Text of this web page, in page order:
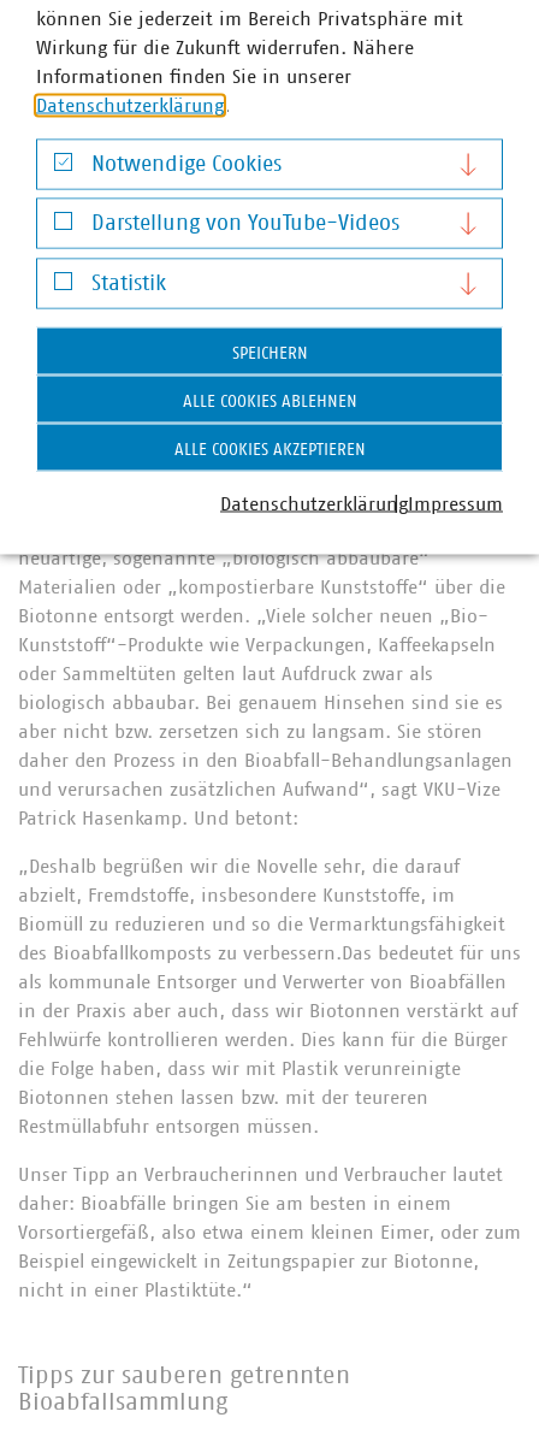
Vizepräsident und Leiter der Abfallwirtschaftsbetriebe
Münster. Und erklärt: „Wir brauchen mehr Bioabfall mit
weniger Plastik. Grundvoraussetzung für die Herstellung
etwa von hochwertiger Bio-Komposterde sind möglichst
sortenreine Bioabfälle idealerweise ohne Fremdstoffe.
Durch deren Nutzung können wir z. B. Torf, bei dessen
Abbau Moorlandschaften zerstört und große Mengen CO
freigesetzt werden, mehr und mehr substituieren. Die
Qualitätsverbesserung von Bioabfällen trägt damit auch
Kompost - und somit auch auf dem Acker, im Garten
oder in seiner Blumenerde auf dem Balkon - bunte
Plastiktüten verpackt werden.Die neue
Bioabfallverordnung führt daher nun strenge Grenzwerte
für die zulässigen Kunststoffanteile im Bioabfall
neuartige, sogenannte „biologisch abbaubare“
Materialien oder „kompostierbare Kunststoffe“ über die
Biotonne entsorgt werden. „Viele solcher neuen „Bio-
Kunststoff“-Produkte wie Verpackungen, Kaffeekapseln
oder Sammeltüten gelten laut Aufdruck zwar als
biologisch abbaubar. Bei genauem Hinsehen sind sie es
aber nicht bzw. zersetzen sich zu langsam. Sie stören
daher den Prozess in den Bioabfall-Behandlungsanlagen
und verursachen zusätzlichen Aufwand“, sagt VKU-Vize
Patrick Hasenkamp. Und betont:
„Deshalb begrüßen wir die Novelle sehr, die darauf
abzielt, Fremdstoffe, insbesondere Kunststoffe, im
Biomüll zu reduzieren und so die Vermarktungsfähigkeit
des Bioabfallkomposts zu verbessern.Das bedeutet für uns
als kommunale Entsorger und Verwerter von Bioabfällen
in der Praxis aber auch, dass wir Biotonnen verstärkt auf
Fehlwürfe kontrollieren werden. Dies kann für die Bürger
die Folge haben, dass wir mit Plastik verunreinigte
Biotonnen stehen lassen bzw. mit der teureren
Restmüllabfuhr entsorgen müssen.
Unser Tipp an Verbraucherinnen und Verbraucher lautet
daher: Bioabfälle bringen Sie am besten in einem
Vorsortiergefäß, also etwa einem kleinen Eimer, oder zum
Beispiel eingewickelt in Zeitungspapier zur Biotonne,
nicht in einer Plastiktüte.“
Tipps zur sauberen getrennten
Bioabfallsammlung
können Sie jederzeit im Bereich Privatsphäre mit
Wirkung für die Zukunft widerrufen. Nähere
Informationen finden Sie in unserer
Datenschutzerklärung
Notwendige Cookies
Notwendige Cookies
Darstellung von YouTube-Videos
Darstellung von YouTube-Videos
Statistik
Statistik
SPEICHERN
ALLE COOKIES ABLEHNEN
ALLE COOKIES AKZEPTIEREN
DatenschutzerklärungImpressum